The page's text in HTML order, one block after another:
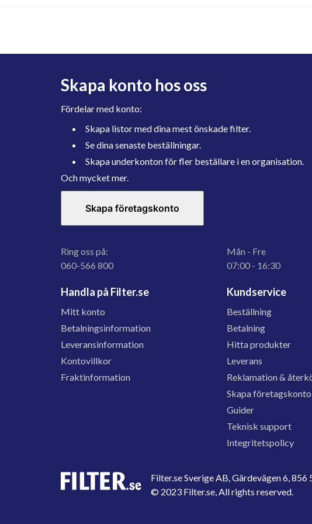
Skapa konto hos oss
Fördelar med konto:
Skapa listor med dina mest önskade filter.
Se dina senaste beställningar.
Skapa underkonton för fler beställare i en organisation.
Och mycket mer.
Skapa företagskonto
Ring oss på:
060-566 800
Mån - Fre
07:00 - 16:30
Handla på Filter.se
Mitt konto
Betalningsinformation
Leveransinformation
Kontovillkor
Fraktinformation
Kundservice
Beställning
Betalning
Hitta produkter
Leverans
Reklamation &
Skapa företagskonto
Guider
Teknisk support
Integritetspolicy
Filter.se Sverige AB, Gärdevägen 6,
© 2023 Filter.se, All rights reserved.